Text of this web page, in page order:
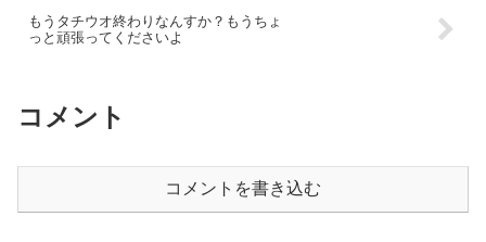
もうタチウオ終わりなんすか？もうちょ
っと頑張ってくださいよ
コメント
コメントを書き込む